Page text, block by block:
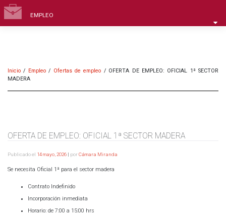
EMPLEO
Inicio / Empleo/ Ofertas de empleo / OFERTA DE EMPLEO: OFICIAL 1ª SECTOR
MADERA
OFERTA DE EMPLEO: OFICIAL 1ª SECTOR MADERA
Publicado el 14 mayo, 2026 | porCámara Miranda
Se necesita Oficial 1ª para el sector madera
Contrato Indefinido
Incorporación inmediata
Horario: de 7:00 a 15:00 hrs